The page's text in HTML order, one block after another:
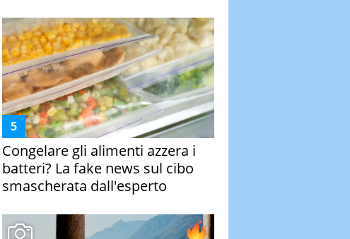
Congelare gli alimenti azzera i
batteri? La fake news sul cibo
smascherata dall'esperto